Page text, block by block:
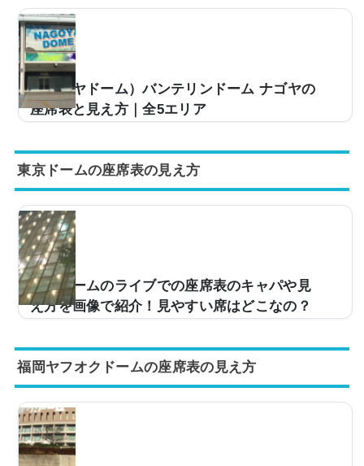
ような景色が見えるんだろう…」と思っている方も多い
です。大規模な会場なだけに実際はどのような見え方を
するのか、画像とともに座席表と併せてご紹介していき
ます！京セラドーム大阪の座席表とキャパは？京セラド
ーム大阪の座席表は以下の通りとなります。引用：京セ
ラドーム大阪公式HPちなみに京セラドーム大阪の公式...
（ナゴヤドーム）バンテリンドーム ナゴヤの
座席表と見え方｜全5エリア
リンドーム ナゴヤ（旧・ナゴヤドーム）。アリーナを使
うライブ時のキャパは最大約50,600人と国内最大級で、
第一線で活躍するアーティストがツアー会場として使用
しています。ただ、「今度バンテリンドーム ナゴヤのラ
イブに行くけど、座席からの見え方ってどんな感じな
の？」と疑問を持っている方も多いと思います。そこ
で、座席表とアリーナ席から5階席まで全5エリアの見え
方を実際の投稿写真でご紹介し、見やすい席はどこなの
かもまとめました。バンテリンドーム ナゴヤの座席表...
東京ドームの座席表の見え方
東京ドームのライブでの座席表のキャパや見
え方を画像で紹介！見やすい席はどこなの？
京ドーム。キャパは約57,000人と大規模な造りとなって
おり、第一線で活躍するアーティストがツアー会場など
として使用しています。ただ、「今度、東京ドームで行
われるライブに行くけど、座席からの見え方ってどうな
の？」などとイメージが湧かない方も多いと思います。
そこで、東京ドームの座席表の画像や座席からの眺めを
実際の画像付きでご紹介し、見やすい席はどこなのかに
福岡ヤフオクドームの座席表の見え方